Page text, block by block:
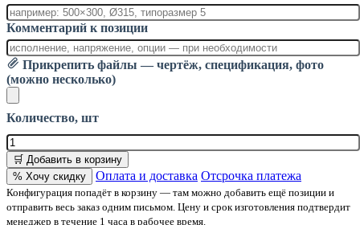
Комментарий к позиции
Прикрепить файлы — чертёж, спецификация, фото
(можно несколько)
Количество, шт
🛒 Добавить в корзину
% Хочу скидку
Оплата и доставка Отсрочка платежа
Конфигурация попадёт в корзину — там можно добавить ещё позиции и
отправить весь заказ одним письмом. Цену и срок изготовления подтвердит
менеджер в течение 1 часа в рабочее время.